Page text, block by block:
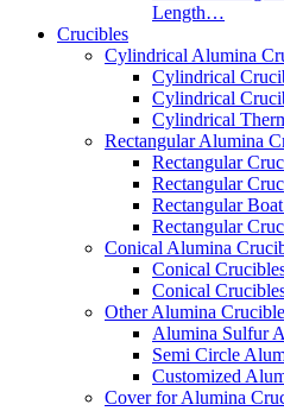
Length…
Crucibles
Cylindrical Alumina
Cylindrical
Cylindrical
Cylindrical
Rectangular Alumina
Rectangular
Rectangular
Rectangular
Rectangular
Conical Alumina
Conical
Conical
Other Alumina
Alumina Sulfur
Semi Circle
Customized
Cover for Alumina